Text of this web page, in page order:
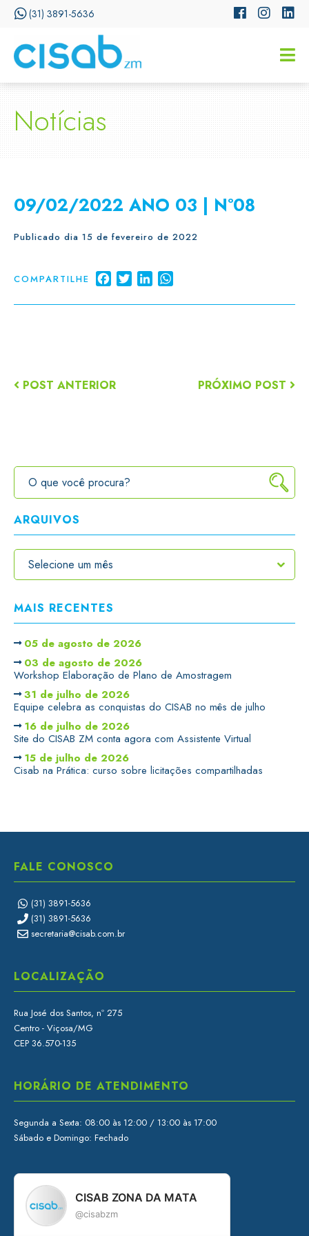
(31) 3891-5636
Notícias
09/02/2022 ANO 03 | Nº08
Publicado dia 15 de fevereiro de 2022
COMPARTILHE FacebookTwitterLinkedIn
POST ANTERIOR PRÓXIMO POST
ARQUIVOS
MAIS RECENTES
05 de agosto de 2026
03 de agosto de 2026
Workshop Elaboração de Plano de Amostragem
31 de julho de 2026
Equipe celebra as conquistas do CISAB no mês de julho
16 de julho de 2026
Site do CISAB ZM conta agora com Assistente Virtual
15 de julho de 2026
Cisab na Prática: curso sobre licitações compartilhadas
FALE CONOSCO
(31) 3891-5636
(31) 3891-5636
secretaria@cisab.com.br
LOCALIZAÇÃO
Rua José dos Santos, nº 275
Centro - Viçosa/MG
CEP 36.570-135
HORÁRIO DE ATENDIMENTO
Segunda a Sexta: 08:00 às 12:00 / 13:00 às 17:00
Sábado e Domingo: Fechado
CISAB ZONA DA MATA
@cisabzm
CISSA